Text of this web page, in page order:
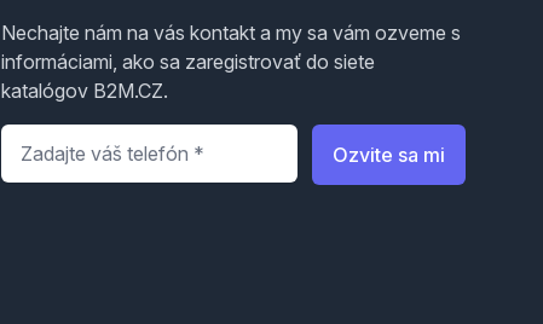
Nechajte nám na vás kontakt a my sa vám ozveme s
informáciami, ako sa zaregistrovať do siete
katalógov B2M.CZ.
Telefón
Ozvite sa mi